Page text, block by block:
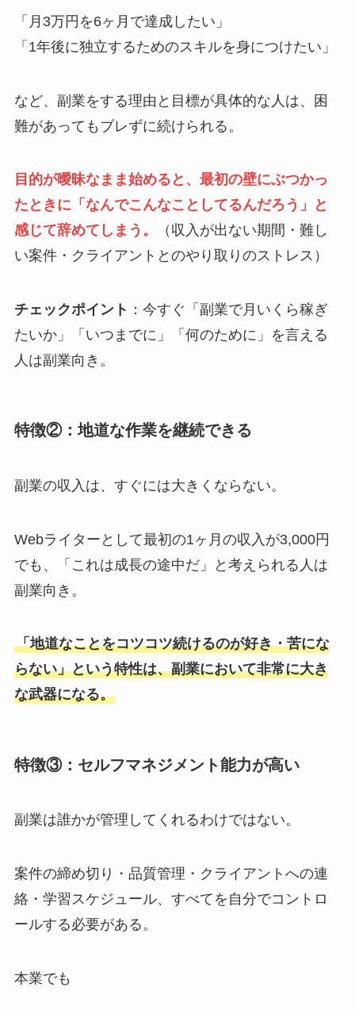
「月3万円を6ヶ月で達成したい」
「1年後に独立するためのスキルを身につけたい」
など、副業をする理由と目標が具体的な人は、困
難があってもブレずに続けられる。
目的が曖昧なまま始めると、最初の壁にぶつかっ
たときに「なんでこんなことしてるんだろう」と
感じて辞めてしまう。
（収入が出ない期間・難し
い案件・クライアントとのやり取りのストレス）
チェックポイント ：今すぐ「副業で月いくら稼ぎ
たいか」「いつまでに」「何のために」を言える
人は副業向き。
特徴②：地道な作業を継続できる
副業の収入は、すぐには大きくならない。
Webライターとして最初の1ヶ月の収入が3,000円
でも、「これは成長の途中だ」と考えられる人は
副業向き。
「地道なことをコツコツ続けるのが好き・苦にな
らない」という特性は、副業において非常に大き
な武器になる。
特徴③：セルフマネジメント能力が高い
副業は誰かが管理してくれるわけではない。
案件の締め切り・品質管理・クライアントへの連
絡・学習スケジュール、すべてを自分でコントロ
ールする必要がある。
本業でも